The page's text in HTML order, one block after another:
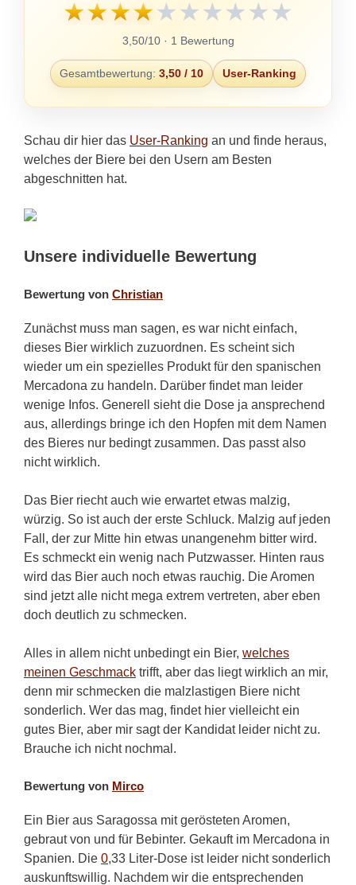
★★★★★★★★★★
3,50/10 · 1 Bewertung
Gesamtbewertung: 3,50 / 10 User-Ranking
Schau dir hier das User-Ranking an und finde heraus,
welches der Biere bei den Usern am Besten
abgeschnitten hat.
Unsere individuelle Bewertung
Bewertung von Christian
Zunächst muss man sagen, es war nicht einfach,
dieses Bier wirklich zuzuordnen. Es scheint sich
wieder um ein spezielles Produkt für den spanischen
Mercadona zu handeln. Darüber findet man leider
wenige Infos. Generell sieht die Dose ja ansprechend
aus, allerdings bringe ich den Hopfen mit dem Namen
des Bieres nur bedingt zusammen. Das passt also
nicht wirklich.
Das Bier riecht auch wie erwartet etwas malzig,
würzig. So ist auch der erste Schluck. Malzig auf jeden
Fall, der zur Mitte hin etwas unangenehm bitter wird.
Es schmeckt ein wenig nach Putzwasser. Hinten raus
wird das Bier auch noch etwas rauchig. Die Aromen
sind jetzt alle nicht mega extrem vertreten, aber eben
doch deutlich zu schmecken.
Alles in allem nicht unbedingt ein Bier, welches
meinen Geschmack trifft, aber das liegt wirklich an mir,
denn mir schmecken die malzlastigen Biere nicht
sonderlich. Wer das mag, findet hier vielleicht ein
gutes Bier, aber mir sagt der Kandidat leider nicht zu.
Brauche ich nicht nochmal.
Bewertung von Mirco
Ein Bier aus Saragossa mit gerösteten Aromen,
gebraut von und für Bebinter. Gekauft im Mercadona in
Spanien. Die 0,33 Liter-Dose ist leider nicht sonderlich
auskunftswillig. Nachdem wir die entsprechenden